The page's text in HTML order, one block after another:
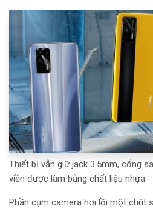
Thiết bị vẫn giữ jack 3.5mm, cổng
viền được làm bằng chất liệu nhựa.
Phần cụm camera hơi lồi một chút